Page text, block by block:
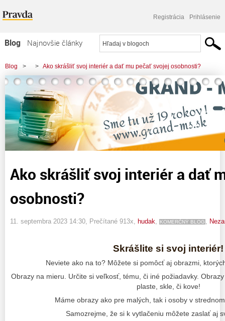
Registrácia Prihlásenie
Blog
Najnovšie články
Najčítanejšie články
Najkomentovanejšie články
Zoznam blogov
Komerčné blogy
Blog > > Ako skrášliť svoj interiér a dať mu pečať svojej osobnosti?
Ako skrášliť svoj interiér a dať
osobnosti?
11. septembra 2023 14:30 , Prečítané 913x, hudak KOMERČNÝ BLOG
Skrášlite si svoj interiér!
Neviete ako na to? Môžete si pomôcť aj obrazmi,
Obrazy na mieru. Určite si veľkosť, tému, či iné požiadavky.
plaste, skle, či kove!
Máme obrazy ako pre malých, tak i osoby v
Samozrejme, že si k vytlačeniu môžete zaslať aj